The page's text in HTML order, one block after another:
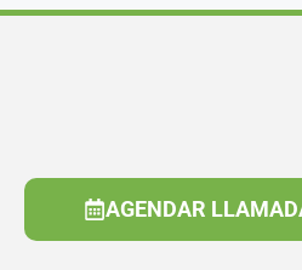
AGENDAR